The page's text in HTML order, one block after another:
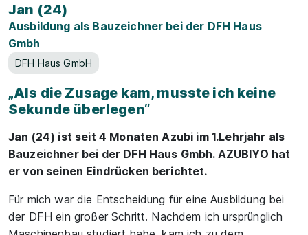
Jan (24)
Ausbildung als Bauzeichner bei der DFH Haus
Gmbh
DFH Haus GmbH
„Als die Zusage kam, musste ich keine
Sekunde überlegen⁠“
Jan (24) ist seit 4 Monaten Azubi im 1.Lehrjahr als
Bauzeichner bei der DFH Haus Gmbh. AZUBIYO hat
er von seinen Eindrücken berichtet.
Für mich war die Entscheidung für eine Ausbildung bei
der DFH ein großer Schritt. Nachdem ich ursprünglich